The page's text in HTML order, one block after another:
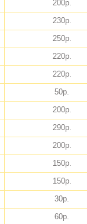
200р.
230р.
250р.
220р.
220р.
50р.
200р.
290р.
200р.
150р.
150р.
30р.
60р.